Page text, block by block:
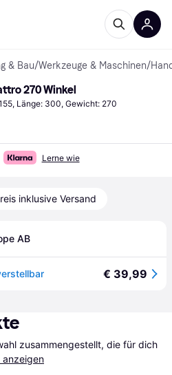
& Bau/Werkzeuge & Maschinen/
270 Winkel
Länge: 300, Gewicht: 270
Lerne wie
inklusive Versand
AB
€ 39,99
zusammengestellt, die für dich
anzeigen